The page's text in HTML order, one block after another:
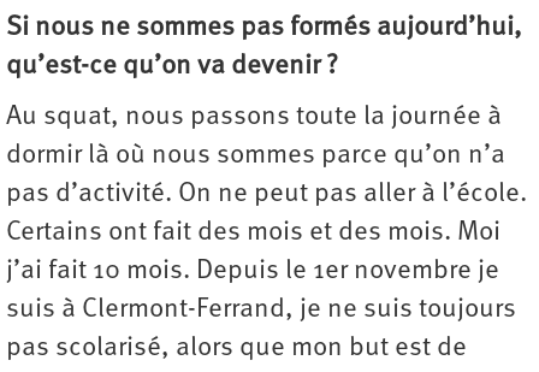
Si nous ne sommes pas formés aujourd’hui,
qu’est-ce qu’on va devenir ?
Au squat, nous passons toute la journée à
dormir là où nous sommes parce qu’on n’a
pas d’activité. On ne peut pas aller à l’école.
Certains ont fait des mois et des mois. Moi
j’ai fait 10 mois. Depuis le 1er novembre je
suis à Clermont-Ferrand, je ne suis toujours
pas scolarisé, alors que mon but est de